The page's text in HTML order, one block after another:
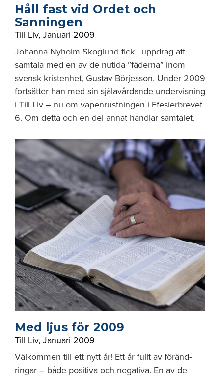
Håll fast vid Ordet och
Sanningen
Till Liv, Januari 2009
Johanna Nyholm Skoglund fick i uppdrag att
samtala med en av de nutida ”fäderna” inom
svensk kristenhet, Gustav Börjesson. Under 2009
fortsätter han med sin själavårdande undervisning
i Till Liv – nu om vapenrustningen i Efesierbrevet
6. Om detta och en del annat handlar samtalet.
Med ljus för 2009
Till Liv, Januari 2009
Välkommen till ett nytt år! Ett år fullt av föränd­
ringar – både positiva och negativa. En av de